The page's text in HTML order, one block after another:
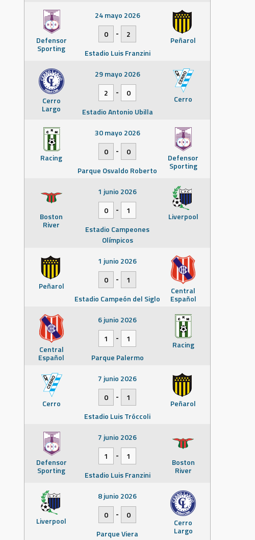
Defensor
Sporting
Peñarol
24 mayo 2026
0
-
2
Estadio Luis Franzini
Cerro
Largo
Cerro
29 mayo 2026
2
-
0
Estadio Antonio Ubilla
Racing Defensor
Sporting
30 mayo 2026
0
-
0
Parque Osvaldo Roberto
Boston
River
Liverpool
1 junio 2026
0
-
1
Estadio Campeones
Olímpicos
Peñarol Central
Español
1 junio 2026
0
-
1
Estadio Campeón del Siglo
Central
Español
Racing
6 junio 2026
1
-
1
Parque Palermo
Cerro Peñarol
7 junio 2026
0
-
1
Estadio Luis Tróccoli
Defensor
Sporting
Boston
River
7 junio 2026
1
-
1
Estadio Luis Franzini
Liverpool Cerro
Largo
8 junio 2026
0
-
0
Parque Viera